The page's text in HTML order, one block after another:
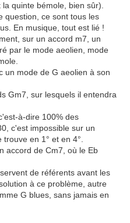
quinte bémole, bien sûr).
question, ce sont tous les
En musique, tout est lié !
sur un accord m7, un
par le mode aeolien, mode
un mode de G aeolien à son
Gm7, sur lesquels il entendra
à-dire 100% des
c'est impossible sur un
en 1° et en 4°.
accord de Cm7, où le Eb
de référents avant les
à ce problème, autre
G blues, sans jamais en